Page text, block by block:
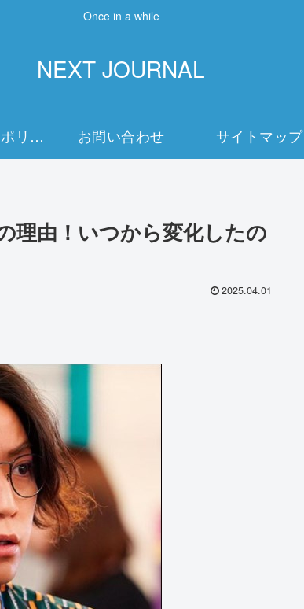
Once in a while
NEXT JOURNAL
プライバシーポリシー お問い合わせ サイトマップ
理由！いつから変化したの
2025.04.01